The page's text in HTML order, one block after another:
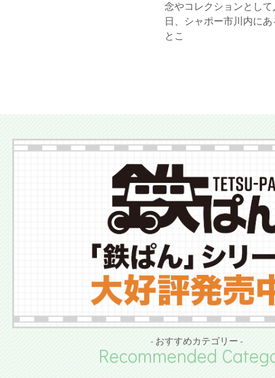
念やコレクションとし
日、シャポー市川内に
とこ
- おすすめカテゴリー -
Recommended